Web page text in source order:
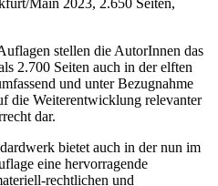
stellen die AutorInnen das
2.700 Seiten auch in der elften
und unter Bezugnahme
die Weiterentwicklung relevanter
dar.
bietet auch in der nun im
eine hervorragende
rechtlichen und